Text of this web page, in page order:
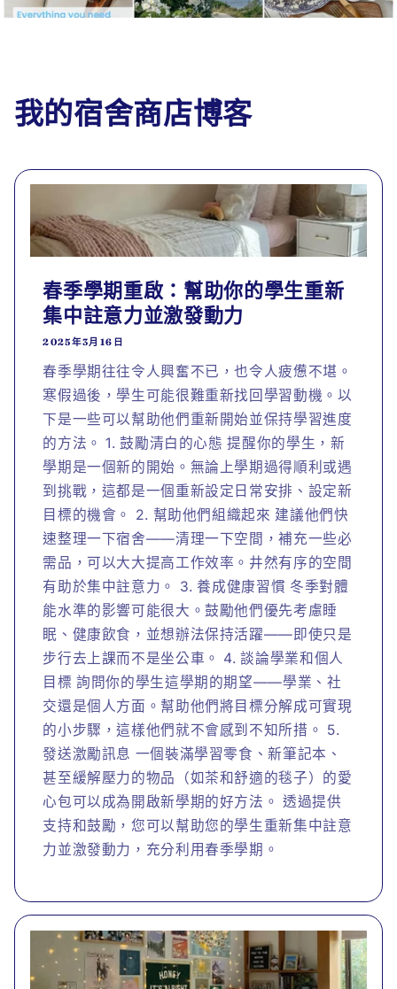
我的宿舍商店博客
春季學期重啟：幫助你的學生重新
集中註意力並激發動力
2025年3月16日
春季學期往往令人興奮不已，也令人疲憊不堪。
寒假過後，學生可能很難重新找回學習動機。以
下是一些可以幫助他們重新開始並保持學習進度
的方法。 1. 鼓勵清白的心態 提醒你的學生，新
學期是一個新的開始。無論上學期過得順利或遇
到挑戰，這都是一個重新設定日常安排、設定新
目標的機會。 2. 幫助他們組織起來 建議他們快
速整理一下宿舍——清理一下空間，補充一些必
需品，可以大大提高工作效率。井然有序的空間
有助於集中註意力。 3. 養成健康習慣 冬季對體
能水準的影響可能很大。鼓勵他們優先考慮睡
眠、健康飲食，並想辦法保持活躍——即使只是
步行去上課而不是坐公車。 4. 談論學業和個人
目標 詢問你的學生這學期的期望——學業、社
交還是個人方面。幫助他們將目標分解成可實現
的小步驟，這樣他們就不會感到不知所措。 5.
發送激勵訊息 一個裝滿學習零食、新筆記本、
甚至緩解壓力的物品（如茶和舒適的毯子）的愛
心包可以成為開啟新學期的好方法。 透過提供
支持和鼓勵，您可以幫助您的學生重新集中註意
力並激發動力，充分利用春季學期。